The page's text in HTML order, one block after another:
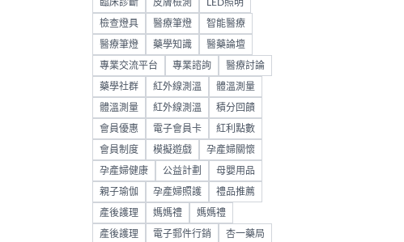
臨床診斷 皮膚檢測 LED照明
檢查燈具 醫療筆燈 智能醫療
醫療筆燈 藥學知識 醫藥論壇
專業交流平台 專業諮詢 醫療討論
藥學社群 紅外線測溫 體溫測量
體溫測量 紅外線測溫 積分回饋
會員優惠 電子會員卡 紅利點數
會員制度 模擬遊戲 孕產婦關懷
孕產婦健康 公益計劃 母嬰用品
親子瑜伽 孕產婦照護 禮品推薦
產後護理 媽媽禮 媽媽禮
產後護理 電子郵件行銷 杏一藥局